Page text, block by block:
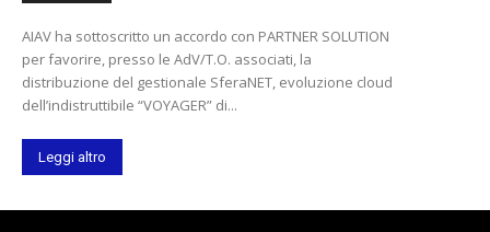
AIAV ha sottoscritto un accordo con PARTNER SOLUTION
per favorire, presso le AdV/T.O. associati, la
distribuzione del gestionale SferaNET, evoluzione cloud
dell’indistruttibile “VOYAGER” di...
Leggi altro